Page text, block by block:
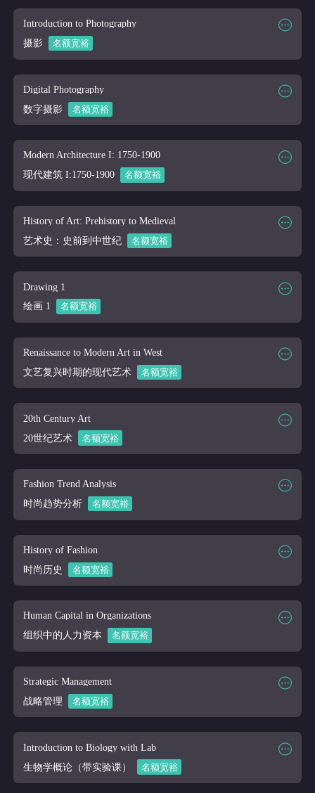
课程代码
ANTH 105
课程讲师
课程大纲
Introduction to Photography
摄影
名额宽裕
课程代码
APPH 101
课程讲师
课程大纲
Digital Photography
数字摄影
名额宽裕
课程代码
APPH 120
课程讲师
课程大纲
Modern Architecture I: 1750-1900
现代建筑 I:1750-1900
名额宽裕
课程代码
ARLH 200
课程讲师
课程大纲
History of Art: Prehistory to Medieval
艺术史：史前到中世纪
名额宽裕
课程代码
ART 101
课程讲师
课程大纲
点击下载
Drawing 1
绘画 1
名额宽裕
课程代码
ART 110
课程讲师
课程大纲
Renaissance to Modern Art in West
文艺复兴时期的现代艺术
名额宽裕
课程代码
ART 200
课程讲师
课程大纲
20th Century Art
20世纪艺术
名额宽裕
课程代码
ART 220
课程讲师
课程大纲
Fashion Trend Analysis
时尚趋势分析
名额宽裕
课程代码
ART 300
课程讲师
课程大纲
History of Fashion
时尚历史
名额宽裕
课程代码
ART 310
课程讲师
课程大纲
Human Capital in Organizations
组织中的人力资本
名额宽裕
课程代码
BADM 310
课程讲师
课程大纲
Strategic Management
战略管理
名额宽裕
课程代码
BADM 400
课程讲师
课程大纲
Introduction to Biology with Lab
生物学概论（带实验课）
名额宽裕